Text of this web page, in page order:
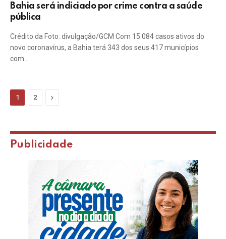
Bahia será indiciado por crime contra a saúde
pública
Crédito da Foto: divulgação/GCM Com 15.084 casos ativos do
novo coronavírus, a Bahia terá 343 dos seus 417 municípios
com…
1 2 Next
Publicidade